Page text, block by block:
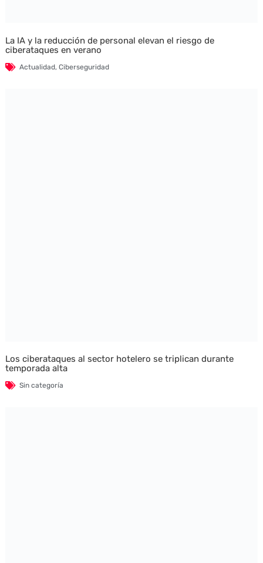
La IA y la reducción de personal elevan el riesgo de
ciberataques en verano
Actualidad, Ciberseguridad
Los ciberataques al sector hotelero se triplican durante
temporada alta
Sin categoría